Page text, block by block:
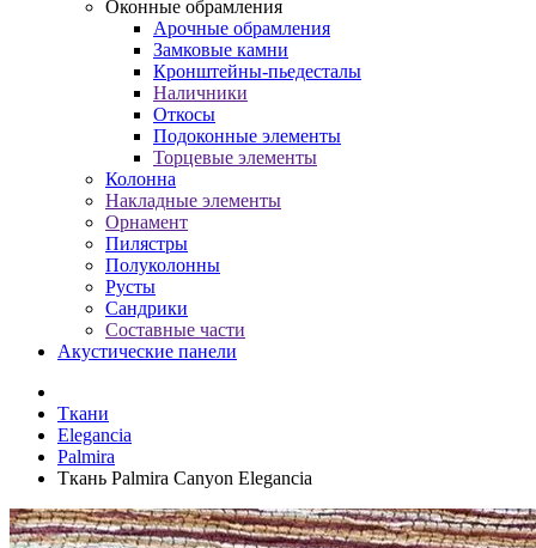
Оконные обрамления
Арочные обрамления
Замковые камни
Кронштейны-пьедесталы
Наличники
Откосы
Подоконные элементы
Торцевые элементы
Колонна
Накладные элементы
Орнамент
Пилястры
Полуколонны
Русты
Сандрики
Составные части
Акустические панели
Ткани
Elegancia
Palmira
Ткань Palmira Canyon Elegancia